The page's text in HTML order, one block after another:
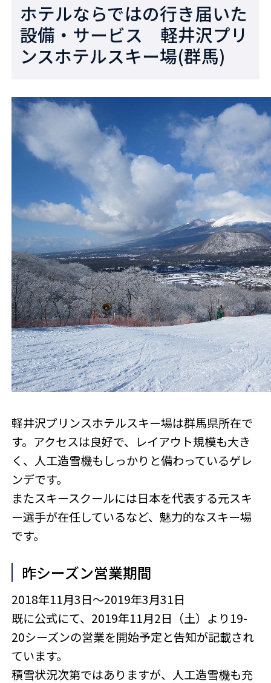
ホテルならではの行き届いた
設備・サービス 軽井沢プリ
ンスホテルスキー場(群馬)
軽井沢プリンスホテルスキー場は群馬県所在で
す。アクセスは良好で、レイアウト規模も大き
く、人工造雪機もしっかりと備わっているゲレ
ンデです。
またスキースクールには日本を代表する元スキ
ー選手が在任しているなど、魅力的なスキー場
です。
昨シーズン営業期間
2018年11月3日～2019年3月31日
既に公式にて、2019年11月2日（土）より19-
20シーズンの営業を開始予定と告知が記載され
ています。
積雪状況次第ではありますが、人工造雪機も充